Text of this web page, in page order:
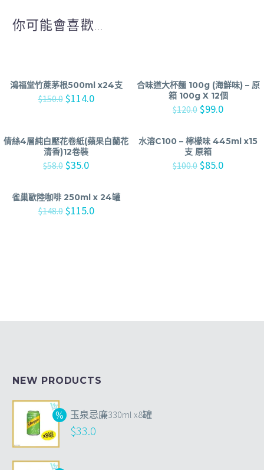
你可能會喜歡...
鴻福堂竹蔗茅根500ml x24支
$150.0 $114.0
合味道大杯麵 100g (海鮮味) – 原
箱 100g X 12個
$120.0 $99.0
倩絲4層純白壓花卷紙(蘋果白蘭花
清香)12卷裝
$58.0 $35.0
水溶C100 – 檸檬味 445ml x15
支 原箱
$100.0 $85.0
雀巢歐陸咖啡 250ml x 24罐
$148.0 $115.0
NEW PRODUCTS
玉泉忌廉330ml x8罐
$33.0